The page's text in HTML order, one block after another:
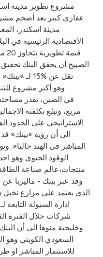
مشروع تطوير مدينة
عقاري كبير يعد أضخم
مدينة اسكندر،
الاقتصادية الرئيسية في
الصبيح ان يحقق البنك
تقل عن %15
الاستراتيجي على الحدود
الى أن رؤية »بيتك«
المباشر فى الهند حاليا«.
منتجات،عالم صناعة
وقد عبر بيتك - ماليزيا عن
الذي يعتمد على مزارع
ادارة السيولة
شركات خلال الفترة
وخليجية منوها الى أن
السعودي الكويتي وهو
للاستثمار المباشر او